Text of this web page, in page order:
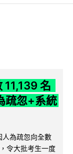
11,139 名
疏忽+系統
為疏忽向全數
令大批考生一度